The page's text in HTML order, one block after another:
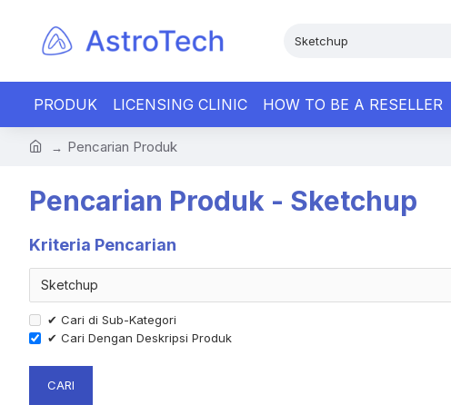
PRODUK LICENSING CLINIC HOW TO BE A RESELLER
Pencarian Produk
Pencarian Produk - Sketchup
Kriteria Pencarian
✔ Cari di Sub-Kategori
✔ Cari Dengan Deskripsi Produk
CARI